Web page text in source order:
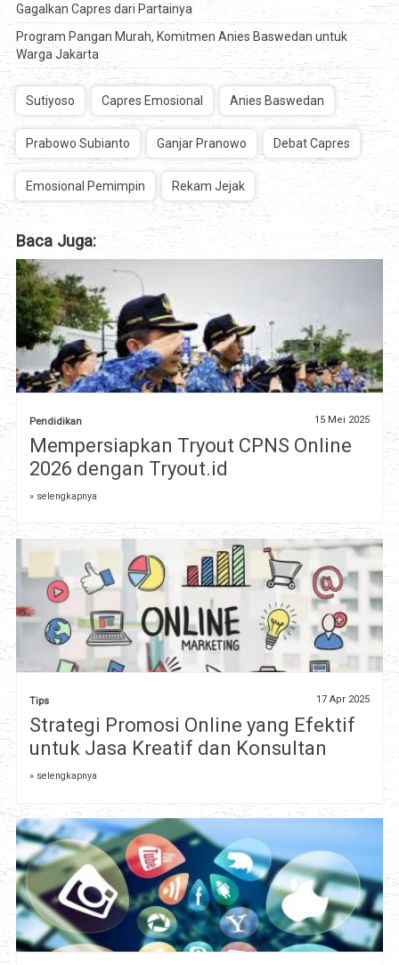
Gagalkan Capres dari Partainya
Program Pangan Murah, Komitmen Anies Baswedan untuk
Warga Jakarta
Sutiyoso Capres Emosional Anies Baswedan
Prabowo Subianto Ganjar Pranowo Debat Capres
Emosional Pemimpin Rekam Jejak
Baca Juga:
Pendidikan 15 Mei 2025
Mempersiapkan Tryout CPNS Online
2026 dengan Tryout.id
» selengkapnya
Tips 17 Apr 2025
Strategi Promosi Online yang Efektif
untuk Jasa Kreatif dan Konsultan
» selengkapnya